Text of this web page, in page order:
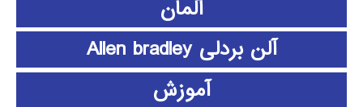
آلمان
آلن بردلی Allen bradley
آموزش